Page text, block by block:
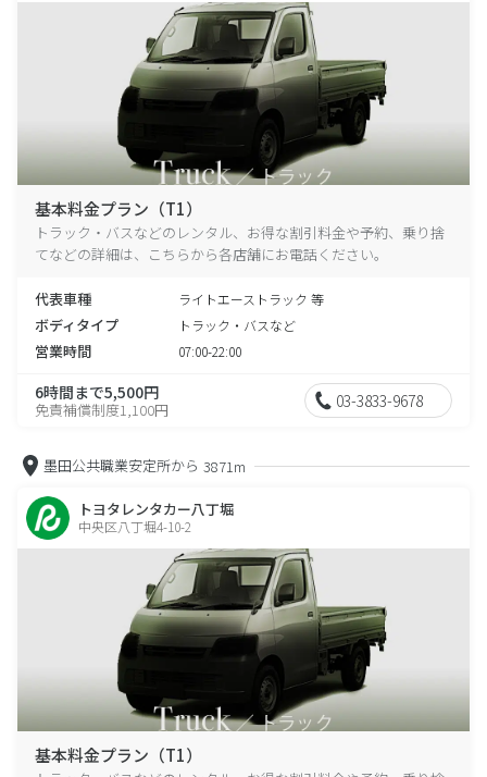
基本料金プラン（T1）
トラック・バスなどのレンタル、お得な割引料金や予約、乗り捨
てなどの詳細は、こちらから各店舗にお電話ください。
代表車種 ライトエーストラック 等
ボディタイプ トラック・バスなど
営業時間 07:00-22:00
6時間まで5,500円
免責補償制度1,100円 03-3833-9678
墨田公共職業安定所から 3871m
トヨタレンタカー八丁堀
中央区八丁堀4-10-2
基本料金プラン（T1）